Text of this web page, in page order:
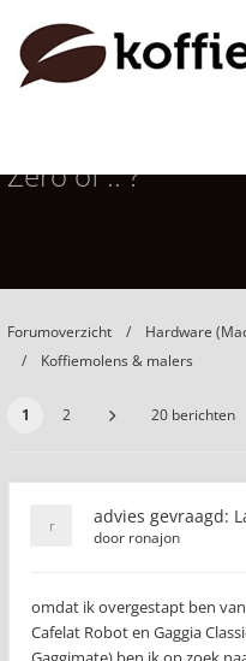
advies gevraagd:
Zero of .. ?
Forumoverzicht
Hardware
Koffiemolens & malers
1 2 20 berichten
advies gevraagd:
door ronajon
omdat ik overgestapt ben
Cafelat Robot en Gaggia